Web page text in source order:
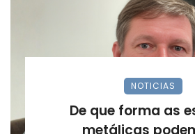
NOTICIAS
De que forma as
metálicas